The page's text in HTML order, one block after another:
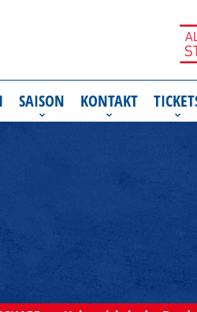
SAISON KONTAKT